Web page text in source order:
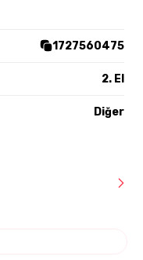
1727560475
2. El
Diğer